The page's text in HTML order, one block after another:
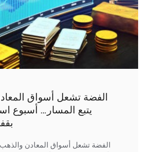
الفضة تشعل أسواق
يتبع المسار… أسبوع
الفضة تشعل أسواق المعادن والذهب